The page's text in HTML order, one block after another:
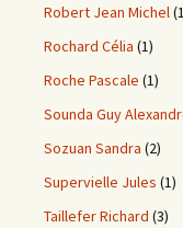
Robert Jean Michel
Rochard Célia (1)
Roche Pascale (1)
Sounda Guy
Sozuan Sandra (2)
Supervielle Jules (1)
Taillefer Richard (3)